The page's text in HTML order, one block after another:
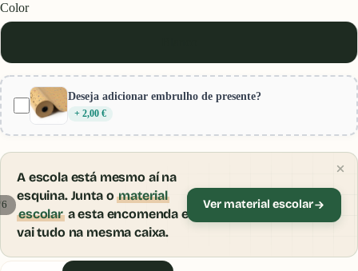
6
Color
Deseja adicionar embrulho de presente?
+ 2,00 €
A escola está mesmo aí na
esquina. Junta omaterial
escolara esta encomenda e
vai tudo na mesma caixa.
Ver material escolar